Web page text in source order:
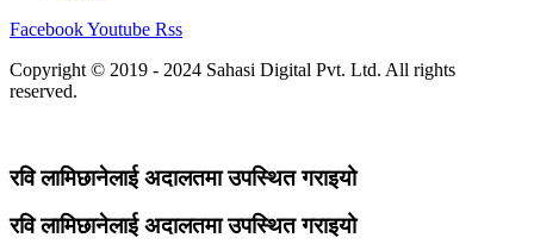
FacebookYoutube Rss
Copyright © 2019 - 2024 Sahasi Digital Pvt. Ltd. All rights
reserved.
रवि लामिछानेलाई अदालतमा उपस्थित गराइयो
रवि लामिछानेलाई अदालतमा उपस्थित गराइयो